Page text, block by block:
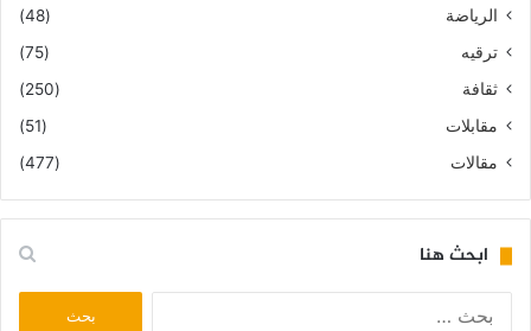
الرياضة
(48)
ترقيه
(75)
ثقافة
(250)
مقابلات
(51)
مقالات
(477)
ابحث هنا